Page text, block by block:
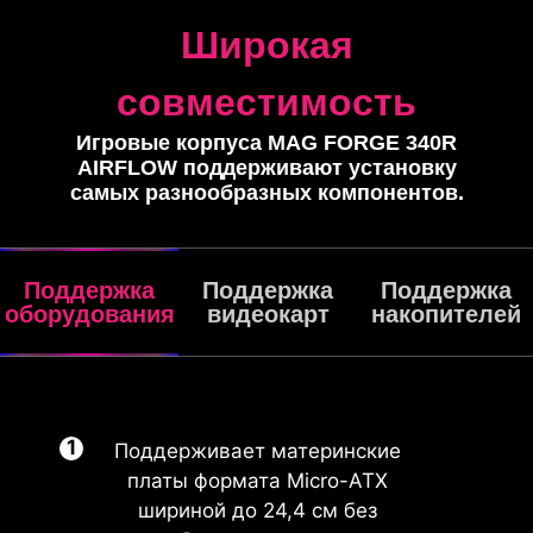
Широкая
совместимость
Игровые корпуса MAG FORGE 340R
AIRFLOW поддерживают установку
самых разнообразных компонентов.
Поддержка
оборудования
Поддержка
видеокарт
Поддержка
накопителей
Поддерживает материнские
платы формата Micro-ATX
шириной до 24,4 см без